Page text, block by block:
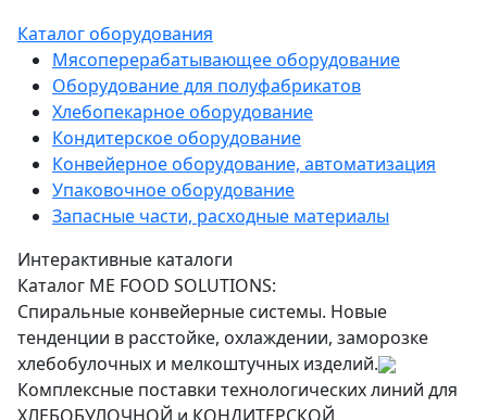
Каталог оборудования
Мясоперерабатывающее оборудование
Оборудование для полуфабрикатов
Хлебопекарное оборудование
Кондитерское оборудование
Конвейерное оборудование, автоматизация
Упаковочное оборудование
Запасные части, расходные материалы
Интерактивные каталоги
Каталог ME FOOD SOLUTIONS:
Спиральные конвейерные системы. Новые
тенденции в расстойке, охлаждении, заморозке
хлебобулочных и мелкоштучных изделий.
Комплексные поставки технологических линий для